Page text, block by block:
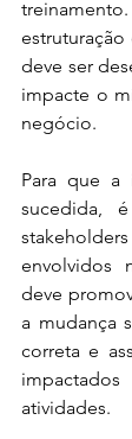
treinamento.
deve ser
impacte o
negócio.
Para que a
sucedida,
envolvidos
deve
a mudança
correta e
atividades.